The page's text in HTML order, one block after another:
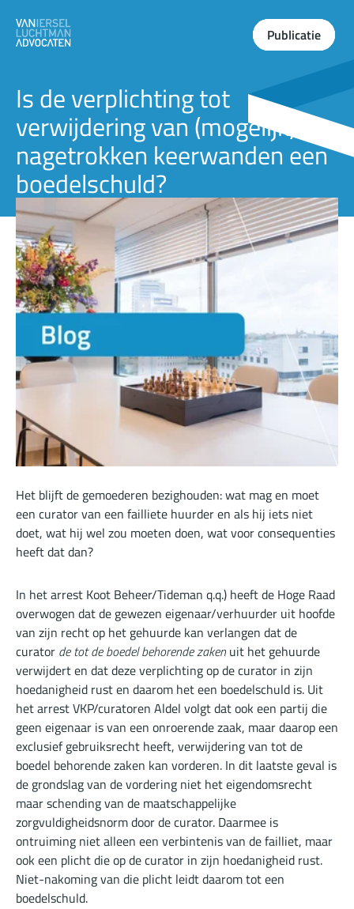
Is de verplichting tot
verwijdering van (mogelijk)
nagetrokken keerwanden een
boedelschuld?
Het blijft de gemoederen bezighouden: wat mag en moet
een curator van een failliete huurder en als hij iets niet
doet, wat hij wel zou moeten doen, wat voor consequenties
heeft dat dan?
In het arrest Koot Beheer/Tideman q.q.) heeft de Hoge Raad
overwogen dat de gewezen eigenaar/verhuurder uit hoofde
van zijn recht op het gehuurde kan verlangen dat de
curator de tot de boedel behorende zaken uit het gehuurde
verwijdert en dat deze verplichting op de curator in zijn
hoedanigheid rust en daarom het een boedelschuld is. Uit
het arrest VKP/curatoren Aldel volgt dat ook een partij die
geen eigenaar is van een onroerende zaak, maar daarop een
exclusief gebruiksrecht heeft, verwijdering van tot de
boedel behorende zaken kan vorderen. In dit laatste geval is
de grondslag van de vordering niet het eigendomsrecht
maar schending van de maatschappelijke
zorgvuldigheidsnorm door de curator. Daarmee is
ontruiming niet alleen een verbintenis van de failliet, maar
ook een plicht die op de curator in zijn hoedanigheid rust.
Niet-nakoming van die plicht leidt daarom tot een
boedelschuld.
Publicatie
Publicatie
Publicatie